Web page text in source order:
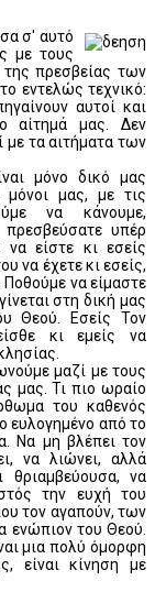
σ' αυτό
με τους
της πρεσβείας των
εντελώς τεχνικό:
αυτοί και
αίτημά μας. Δεν
με τα αιτήματα των
μόνο δικό μας
μόνοι μας, με τις
να κάνουμε,
υπέρ
είστε κι εσείς
να έχετε κι εσείς,
να είμαστε
στη δική μας
Θεού. Εσείς Τον
κι εμείς να
μαζί με τους
μας. Τι πιο ωραίο
του καθενός
ευλογημένο από το
Να μη βλέπει τον
να λιώνει, αλλά
θριαμβεύουσα, να
την ευχή του
τον αγαπούν, των
ενώπιον του Θεού.
μια πολύ όμορφη
είναι κίνηση με